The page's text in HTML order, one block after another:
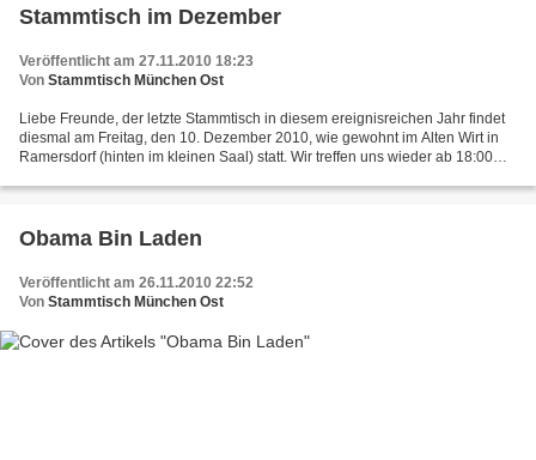
Stammtisch im Dezember
Veröffentlicht am 27.11.2010 18:23
Von Stammtisch München Ost
Liebe Freunde, der letzte Stammtisch in diesem ereignisreichen Jahr findet
diesmal am Freitag, den 10. Dezember 2010, wie gewohnt im Alten Wirt in
Ramersdorf (hinten im kleinen Saal) statt. Wir treffen uns wieder ab 18:00
Obama Bin Laden
Veröffentlicht am 26.11.2010 22:52
Von Stammtisch München Ost